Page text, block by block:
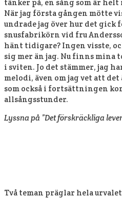
tänker på, en sång som är
När jag första gången mötte
undrade jag över hur det gick
snusfabrikörn vid fru
hänt tidigare? Ingen visste,
sig mer än jag. Nu finns
i sviten. Jo det stämmer, jag
melodi, även om jag vet att
som också i fortsättningen
allsångsstunder.
Lyssna på ”Det förskräckliga
Två teman präglar hela